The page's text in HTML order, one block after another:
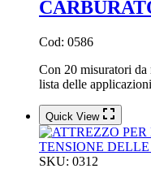
Cod: 0586
Con 20 misuratori
lista delle applicazioni
Quick View
SKU: 0312